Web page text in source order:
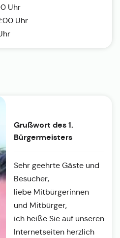
Uhr
Uhr
Grußwort des 1.
Bürgermeisters
Sehr geehrte Gäste und
Besucher,
liebe Mitbürgerinnen
und Mitbürger,
ich heiße Sie auf unseren
Internetseiten herzlich